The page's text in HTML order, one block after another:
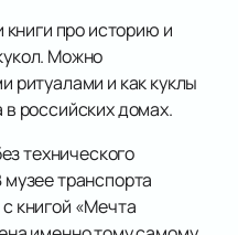
про историю и
Можно
ритуалами и как куклы
российских домах.
технического
транспорта
книгой «Мечта